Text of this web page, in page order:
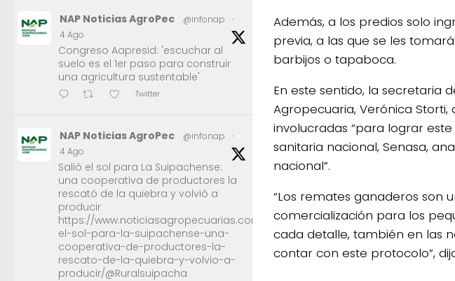
Además, a los predios solo
previa, a las que se les
barbijos o tapaboca.
En este sentido, la secretaria
Agropecuaria, Verónica
involucradas “para lograr
sanitaria nacional, Senasa,
nacional”.
“Los remates ganaderos son
comercialización para los
cada detalle, también en las
contar con este protocolo”,
NAP Noticias AgroPec @infonap
·
4 Ago
Congreso Aapresid: 'escuchar al
suelo es el 1er paso para construir
una agricultura sustentable'
Twitter
NAP Noticias AgroPec @infonap
·
4 Ago
Salió el sol para La Suipachense:
una cooperativa de productores la
rescató de la quiebra y volvió a
producir
https://www.noticiasagropecuarias.com/2026/08/04/salio-
el-sol-para-la-suipachense-una-
cooperativa-de-productores-la-
rescato-de-la-quiebra-y-volvio-a-
producir/@Ruralsuipacha